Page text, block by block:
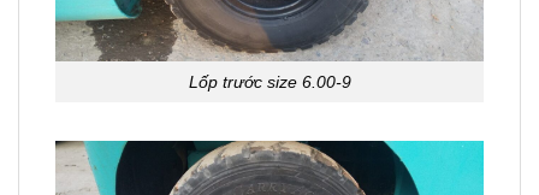
Lốp trước size 6.00-9